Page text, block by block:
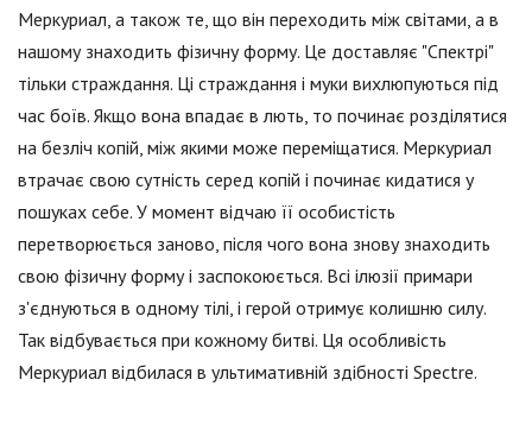
Меркуриал, а також те, що він переходить між світами, а в
нашому знаходить фізичну форму. Це доставляє "Спектрі"
тільки страждання. Ці страждання і муки вихлюпуються під
час боїв. Якщо вона впадає в лють, то починає розділятися
на безліч копій, між якими може переміщатися. Меркуриал
втрачає свою сутність серед копій і починає кидатися у
пошуках себе. У момент відчаю її особистість
перетворюється заново, після чого вона знову знаходить
свою фізичну форму і заспокоюється. Всі ілюзії примари
з'єднуються в одному тілі, і герой отримує колишню силу.
Так відбувається при кожному битві. Ця особливість
Меркуриал відбилася в ультимативній здібності Spectre.